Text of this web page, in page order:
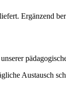
Ergänzend
Austausch